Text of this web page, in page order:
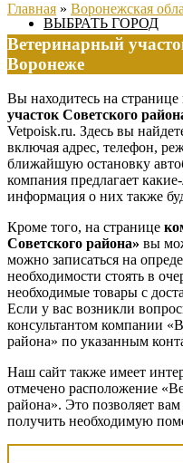
ВЫБРАТЬ ГОРОД
Главная » Воронежская
Ветеринарный
Воронеже
Вы находитесь на
участок Советского
Vetpoisk.ru. Здесь вы
включая адрес, телефон,
ближайшую остановку
компания предлагает
информация о них также
Кроме того, на странице
Советского района» вы
можно записаться на
необходимости стоять в
необходимые товары с
Если у вас возникли
консультантом компании
района» по указанным
Наш сайт также имеет
отмечено расположение
района». Это позволяет
получить необходимую